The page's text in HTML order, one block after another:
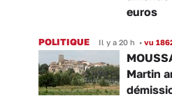
euros
POLITIQUE Il y a 20 h • vu
Martin